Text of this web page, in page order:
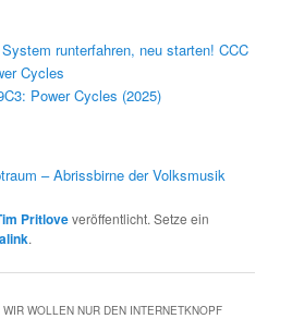
runterfahren, neu starten! CCC
Cycles
Power Cycles (2025)
– Abrissbirne der Volksmusik
Pritloveveröffentlicht. Setze ein
.
WOLLEN NUR DEN INTERNETKNOPF